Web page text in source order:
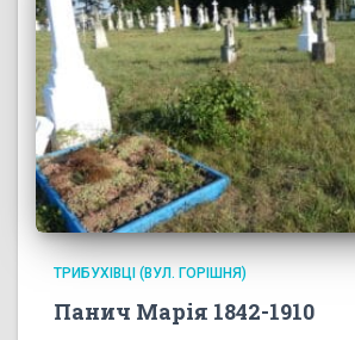
ТРИБУХІВЦІ (ВУЛ. ГОРІШНЯ)
Панич Марія 1842-1910